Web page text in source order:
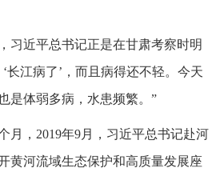
习近平总书记正是在甘肃考察时明
长江病了’，而且病得还不轻。今天
是体弱多病，水患频繁。”
月，2019年9月，习近平总书记赴河
黄河流域生态保护和高质量发展座